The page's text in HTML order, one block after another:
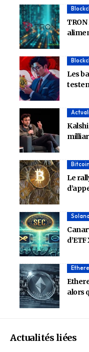
Les
à 8Bitcoin
Le
Solana
alors
Actualités liées